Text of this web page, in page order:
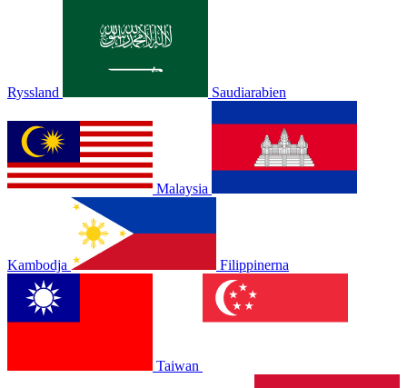
Ryssland Saudiarabien
Malaysia
Kambodja Filippinerna
Taiwan